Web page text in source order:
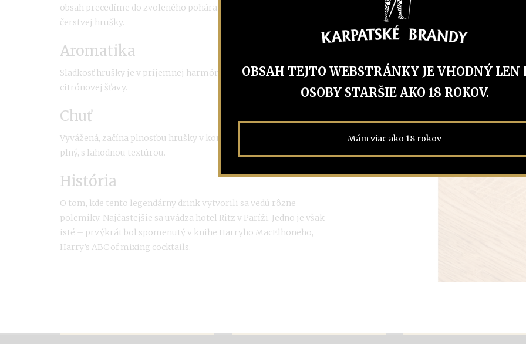
obsah precedíme do zvoleného pohára. Ozdobíme plátkom
čerstvej hrušky.
Aromatika
Sladkosť hrušky je v príjemnej harmónii s brandy a sviežosťou
citrónovej šťavy.
Chuť
Vyvážená, začína plnosťou hrušky v kombinácii s brandy, záver je
plný, s lahodnou textúrou.
História
O tom, kde tento legendárny drink vytvorili sa vedú rôzne
polemiky. Najčastejšie sa uvádza hotel Ritz v Paríži. Jedno je však
isté – prvýkrát bol spomenutý v knihe Harryho MacElhoneho,
Harry’s ABC of mixing cocktails.
OBSAH TEJTO WEBSTRÁNKY JE VHODNÝ LEN
OSOBY STARŠIE AKO 18 ROKOV.
Mám viac ako 18 rokov